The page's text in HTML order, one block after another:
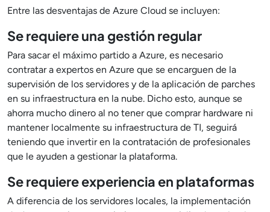
Entre las desventajas de Azure Cloud se incluyen:
Se requiere una gestión regular
Para sacar el máximo partido a Azure, es necesario
contratar a expertos en Azure que se encarguen de la
supervisión de los servidores y de la aplicación de parches
en su infraestructura en la nube. Dicho esto, aunque se
ahorra mucho dinero al no tener que comprar hardware ni
mantener localmente su infraestructura de TI, seguirá
teniendo que invertir en la contratación de profesionales
que le ayuden a gestionar la plataforma.
Se requiere experiencia en plataformas
A diferencia de los servidores locales, la implementación